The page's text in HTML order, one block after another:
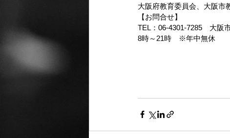
大阪府教育委員会、大阪市
【お問合せ】
TEL：06-4301-7285　大阪
8時～21時　※年中無休